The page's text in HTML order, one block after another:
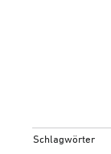
Schlagwörter